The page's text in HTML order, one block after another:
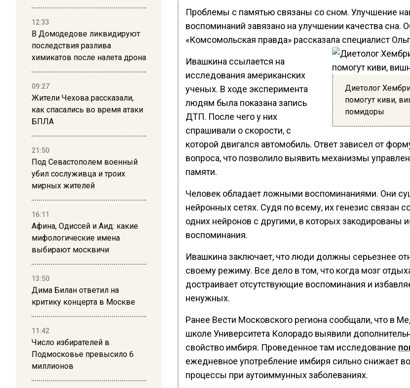
12:33
В Домодедове ликвидируют
последствия разлива
химикатов после налета дрона
09:27
Жители Чехова рассказали,
как спасались во время атаки
БПЛА
21:50
Под Севастополем военный
убил сослуживца и троих
мирных жителей
16:11
Афина, Одиссей и Аид: какие
мифологические имена
выбирают москвичи
13:50
Дима Билан ответил на
критику концерта в Москве
11:42
Число избирателей в
Подмосковье превысило 6
миллионов
Проблемы с памятью связаны со сном. Улучшение
воспоминаний завязано на улучшении качества сна.
«Комсомольская правда» рассказала специалист
Диетолог
помогут киви,
помидоры
Ивашкина ссылается на
исследования американских
ученых. В ходе эксперимента
людям была показана запись
ДТП. После чего у них
спрашивали о скорости, с
которой двигался автомобиль. Ответ зависел от
вопроса, что позволило выявить механизмы
памяти.
Человек обладает ложными воспоминаниями. Они
нейронных сетях. Судя по всему, их генезис связан
одних нейронов с другими, в которых закодированы
воспоминания.
Ивашкина заключает, что люди должны серьезнее
своему режиму. Все дело в том, что когда мозг
достраивает отсутствующие воспоминания и
ненужных.
Ранее Вести Московского региона сообщали, что в
школе Университета Колорадо выявили
свойство имбиря. Проведенное там исследование
ежедневное употребление имбиря сильно снижает
процессы при аутоиммунных заболеваниях.